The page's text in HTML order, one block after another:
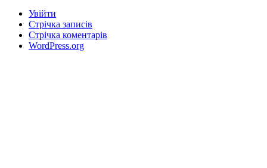
Увійти
Стрічка записів
Стрічка коментарів
WordPress.org